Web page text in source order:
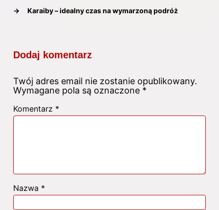
→
Karaiby – idealny czas na wymarzoną podróż
Dodaj komentarz
Twój adres email nie zostanie opublikowany.
Wymagane pola są oznaczone *
Komentarz *
Nazwa *